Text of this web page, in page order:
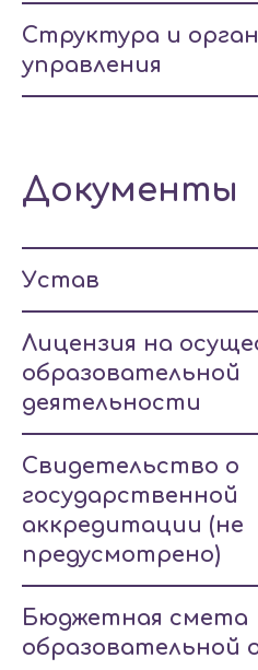
Структура и
управления
Документы
Устав
Лицензия на
образовательной
деятельности
Свидетельство о
государственной
аккредитации (не
предусмотрено)
Бюджетная смета
образовательной